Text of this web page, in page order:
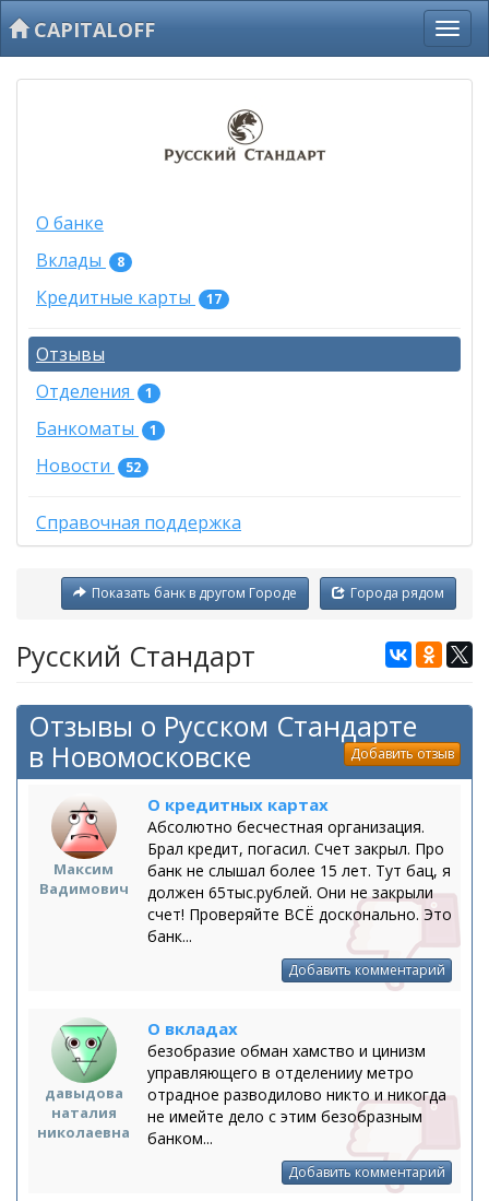
CAPITALOFF
О банке
Вклады
8
Кредитные карты 17
Отзывы
Отделения
1
Банкоматы 1
Новости 52
Справочная поддержка
Города рядом
Показать банк в другом Городе
Русский Стандарт
Отзывы о Русском Стандарте
в Новомосковске
Добавить отзыв
Максим
Вадимович
О кредитных картах
Абсолютно бесчестная организация.
Брал кредит, погасил. Счет закрыл. Про
банк не слышал более 15 лет. Тут бац, я
должен 65тыс.рублей. Они не закрыли
счет! Проверяйте ВСЁ досконально. Это
банк...
Добавить комментарий
давыдова
наталия
николаевна
О вкладах
безобразие обман хамство и цинизм
управляющего в отделенииу метро
отрадное разводилово никто и никогда
не имейте дело с этим безобразным
банком...
Добавить комментарий